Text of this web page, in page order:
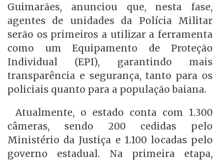
Guimarães, anunciou que, nesta fase,
agentes de unidades da Polícia Militar
serão os primeiros a utilizar a ferramenta
como um Equipamento de Proteção
Individual (EPI), garantindo mais
transparência e segurança, tanto para os
policiais quanto para a população baiana.
Atualmente, o estado conta com 1.300
câmeras, sendo 200 cedidas pelo
Ministério da Justiça e 1.100 locadas pelo
governo estadual. Na primeira etapa,